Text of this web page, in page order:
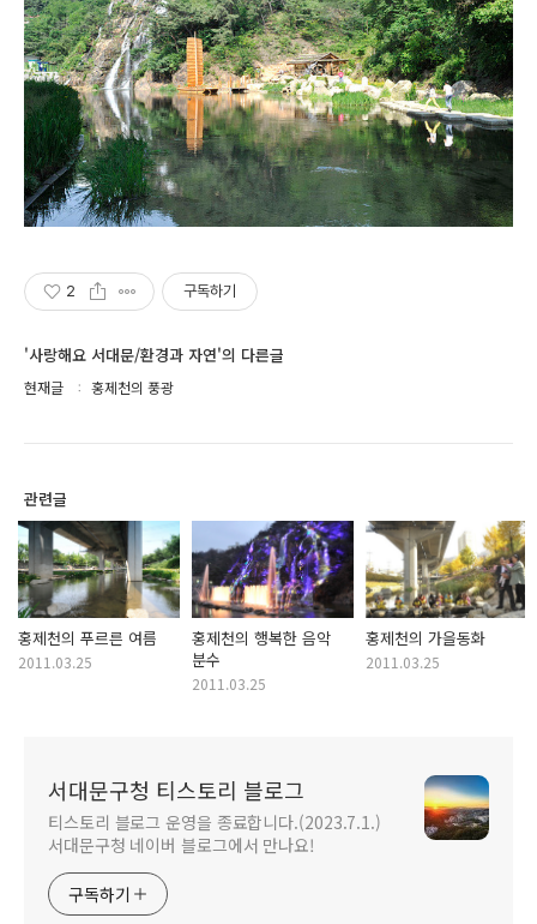
2 구독하기
'사랑해요 서대문/환경과 자연'의 다른글
현재글 홍제천의 풍광
관련글
홍제천의 푸르른 여름
2011.03.25
홍제천의 행복한 음악
분수
2011.03.25
홍제천의 가을동화
2011.03.25
서대문구청 티스토리 블로그
티스토리 블로그 운영을 종료합니다.(2023.7.1.)
서대문구청 네이버 블로그에서 만나요!
구독하기